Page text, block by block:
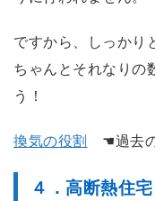
ですから、しっかり
ちゃんとそれなりの
う！
換気の役割 ☚過去
４．高断熱住